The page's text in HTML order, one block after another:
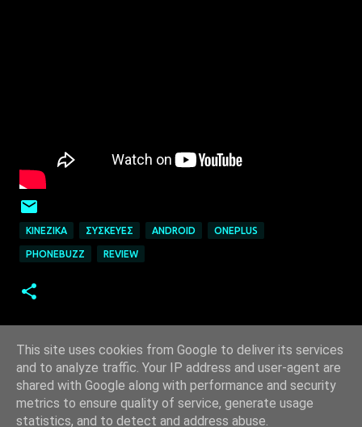
ΚΙΝΈΖΙΚΑ ΣΥΣΚΕΥΈΣ ANDROID ONEPLUS
PHONEBUZZ REVIEW
This site uses cookies from Google to deliver its services
and to analyze traffic. Your IP address and user-agent are
shared with Google along with performance and security
metrics to ensure quality of service, generate usage
statistics, and to detect and address abuse.